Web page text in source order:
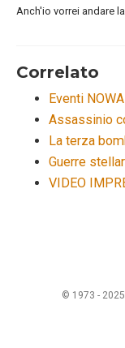
Anch'io vorrei andare
Correlato
Eventi
Assassinio
La terza
Guerre
VIDEO
© 1973 -